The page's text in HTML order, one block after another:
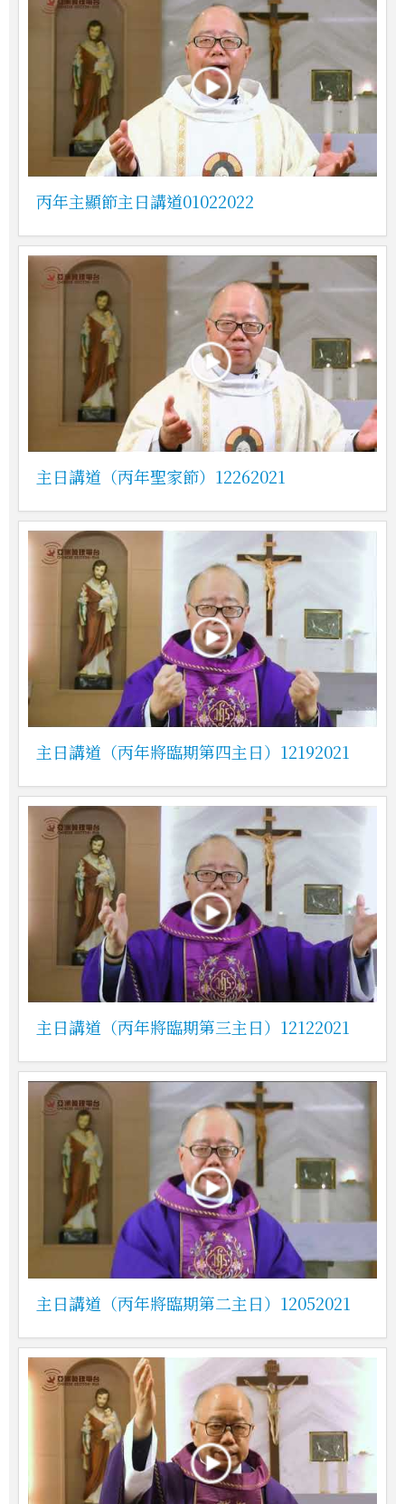
丙年主顯節主日講道01022022
主日講道（丙年聖家節）12262021
主日講道（丙年將臨期第四主日）12192021
主日講道（丙年將臨期第三主日）12122021
主日講道（丙年將臨期第二主日）12052021